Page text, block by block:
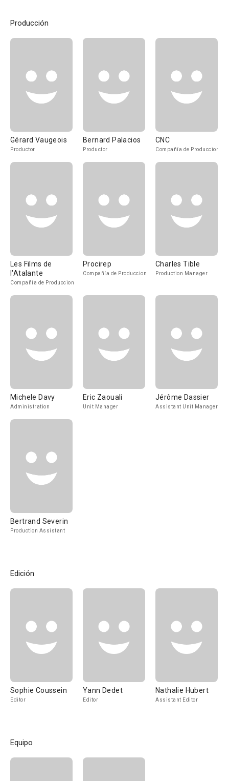
Producción
Gérard Vaugeois
Productor
Bernard Palacios
Productor
CNC
Compañía de Produccion
Les Films de
l'Atalante
Compañía de Produccion
Procirep
Compañía de Produccion
Charles Tible
Production Manager
Michele Davy
Administration
Eric Zaouali
Unit Manager
Jérôme Dassier
Assistant Unit Manager
Bertrand Severin
Production Assistant
Edición
Sophie Coussein
Editor
Yann Dedet
Editor
Nathalie Hubert
Assistant Editor
Equipo